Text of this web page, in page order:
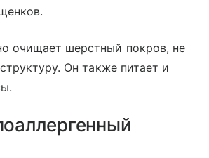
очищает шерстный покров, не
Он также питает и